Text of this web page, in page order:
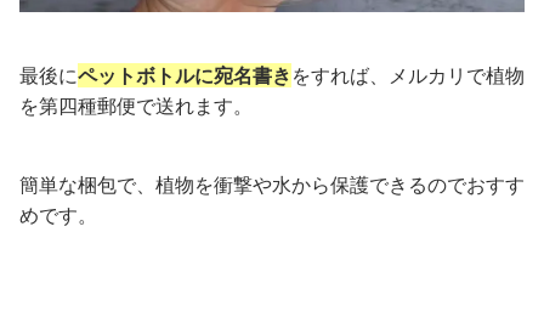
最後にペットボトルに宛名書き をすれば、メルカリで植物
を第四種郵便で送れます。
簡単な梱包で、植物を衝撃や水から保護できるのでおすす
めです。